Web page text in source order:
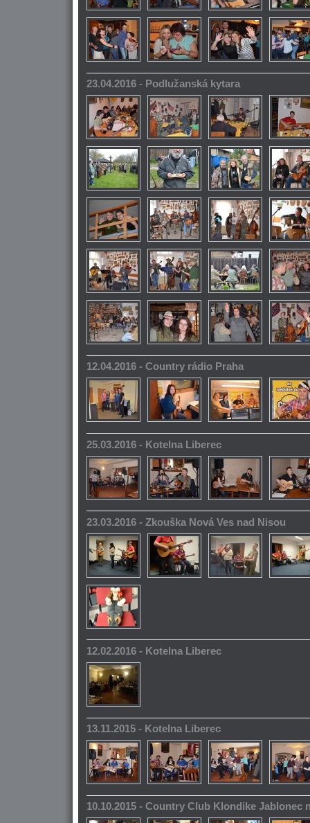
23.04.2016 - Podlužanská kytara
12.04.2016 - Country rádio Praha
25.03.2016 - Kotelna Liberec
23.03.2016 - Zkouška Nová Ves nad Nisou
12.02.2016 - Kotelna Liberec
13.11.2015 - Kotelna Liberec
10.10.2015 - Country Club Klondike Jablonec